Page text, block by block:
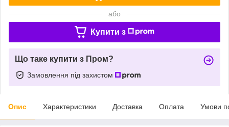
або
Купити з
Що таке купити з Пром?
Замовлення під захистом
Опис Характеристики Доставка Оплата Умови